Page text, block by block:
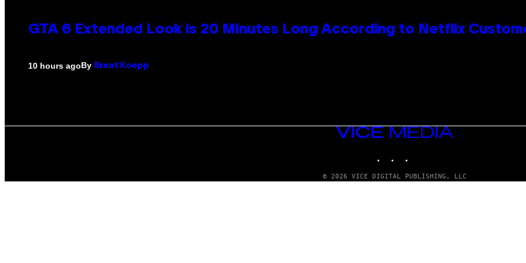
GTA 6 Extended Look is 20 Minutes Long According to Netflix
10 hours agoBy Brent Koepp
VICE
MEDIA
© 2026 VICE DIGITAL PUBLISHING, LLC